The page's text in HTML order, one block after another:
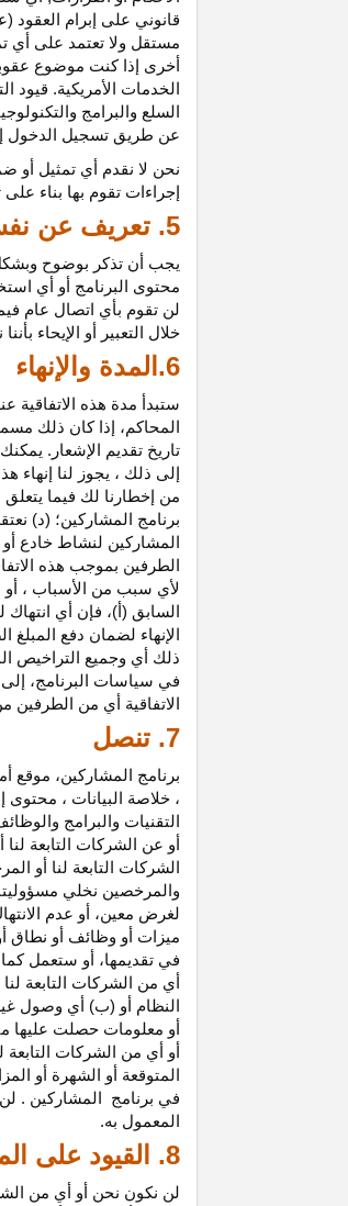
قانوني على إبرام
مستقل ولا تعتمد على أي
أخرى إذا كنت موضوع
الخدمات الأمريكية. قيود
السلع والبرامج
عن طريق تسجيل الدخول
نحن لا نقدم أي تمثيل أو
إجراءات تقوم بها بناء على
5. تعريف عن نفسك كمشارك
يجب أن تذكر بوضوح
محتوى البرنامج أو أي
لن تقوم بأي اتصال عام
خلال التعبير أو الإيحاء
6.المدة والإنهاء
ستبدأ مدة هذه الاتفاقية
المحاكم، إذا كان ذلك
تاريخ تقديم الإشعار.
إلى ذلك ، يجوز لنا
من إخطارنا لك فيما
برنامج المشاركين؛ (د)
المشاركين لنشاط خادع أو
الطرفين بموجب هذه
لأي سبب من الأسباب ، أو
الإنهاء لضمان دفع
ذلك أي وجميع التراخيص
في سياسات البرنامج،
الاتفاقية أي من
7. تنصل
برنامج المشاركين، موقع
، خلاصة البيانات ، محتوى
التقنيات والبرامج
أو عن الشركات التابعة
الشركات التابعة لنا أو
والمرخصين نخلي
لغرض معين، أو عدم
ميزات أو وظائف أو نطاق
في تقديمها، أو ستعمل
أي من الشركات التابعة
النظام أو (ب) أي وصول
أو معلومات حصلت عليها
أو أي من الشركات
المتوقعة أو الشهرة أو
في برنامج المشاركين .
المعمول به.
8. القيود على المسؤولية
لن نكون نحن أو أي من